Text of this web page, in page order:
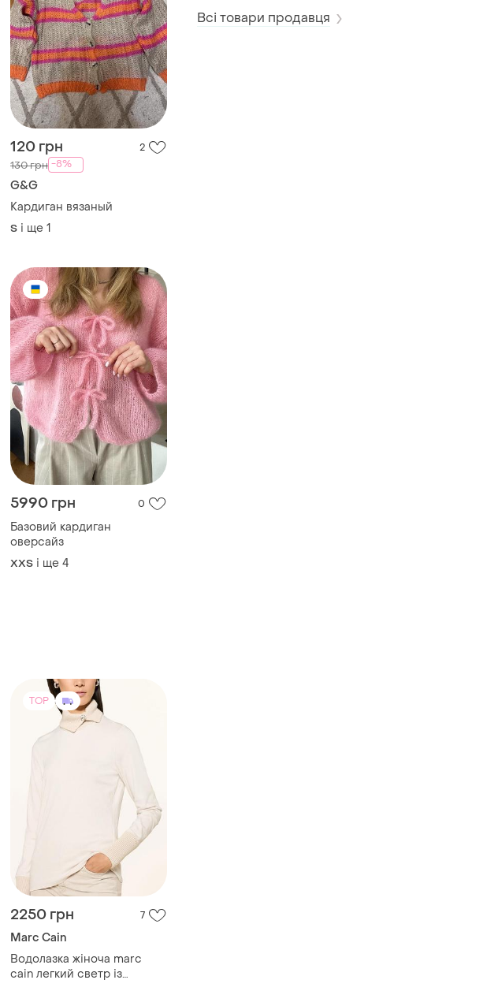
Всі товари продавця
120 грн 2
130 грн -8%
G&G
Кардиган вязаный
5990 грн 0
Базовий кардиган
оверсайз
XХS і ще
Водолазка жіноча marc
cain легкий светр із
коміром гольф
TOP